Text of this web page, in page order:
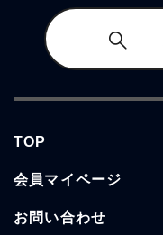
TOP
会員マイページ
お問い合わせ